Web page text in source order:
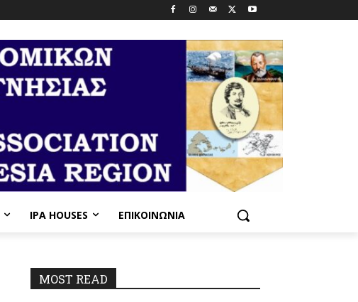
IPA HOUSES ΕΠΙΚΟΙΝΩΝΊΑ
MOST READ